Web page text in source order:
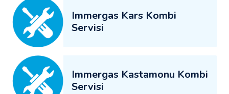
Immergas Kars Kombi
Servisi
Immergas Kastamonu Kombi
Servisi